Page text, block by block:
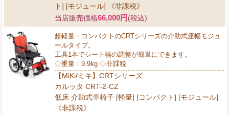
ト] [モジュール] 《非課税》
当店販売価格66,000円(税込)
超軽量・コンパクトのCRTシリーズの介助式座幅モジュ
ールタイプ。
工具1本でシート幅の調整が簡単にできます。
◇重量：9.9kg ◇非課税
【MiKi/ミキ】CRTシリーズ
カルッタ CRT-2-CZ
低床 介助式車椅子 [軽量] [コンパクト] [モジュール]
《非課税》